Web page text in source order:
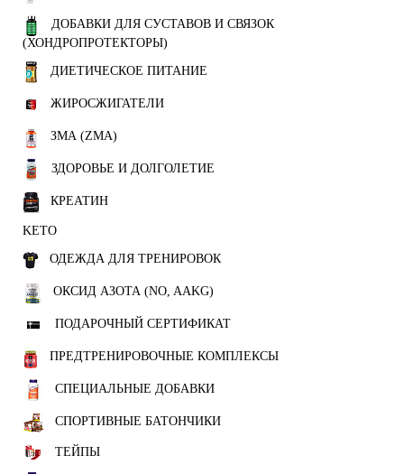
ДОБАВКИ ДЛЯ СУСТАВОВ И СВЯЗОК
(ХОНДРОПРОТЕКТОРЫ)
ДИЕТИЧЕСКОЕ ПИТАНИЕ
ЖИРОСЖИГАТЕЛИ
ЗМА (ZMA)
ЗДОРОВЬЕ И ДОЛГОЛЕТИЕ
КРЕАТИН
KETO
ОДЕЖДА ДЛЯ ТРЕНИРОВОК
ОКСИД АЗОТА (NO, AAKG)
ПОДАРОЧНЫЙ СЕРТИФИКАТ
ПРЕДТРЕНИРОВОЧНЫЕ КОМПЛЕКСЫ
СПЕЦИАЛЬНЫЕ ДОБАВКИ
СПОРТИВНЫЕ БАТОНЧИКИ
ТЕЙПЫ